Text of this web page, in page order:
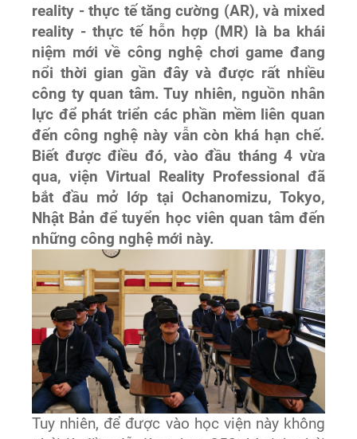
reality - thực tế tăng cường (AR), và mixed
reality - thực tế hỗn hợp (MR) là ba khái
niệm mới về công nghệ chơi game đang
nổi thời gian gần đây và được rất nhiều
công ty quan tâm. Tuy nhiên, nguồn nhân
lực để phát triển các phần mềm liên quan
đến công nghệ này vẫn còn khá hạn chế.
Biết được điều đó, vào đầu tháng 4 vừa
qua, viện Virtual Reality Professional đã
bắt đầu mở lớp tại Ochanomizu, Tokyo,
Nhật Bản để tuyển học viên quan tâm đến
những công nghệ mới này.
Tuy nhiên, để được vào học viện này không